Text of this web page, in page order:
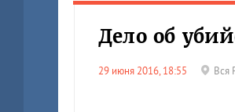
Дело об
29 июня 2016, 18:55 Вся